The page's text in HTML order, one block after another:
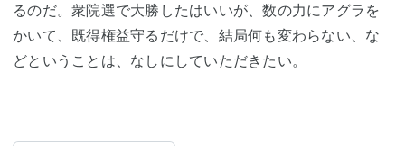
るのだ。衆院選で大勝したはいいが、数の力にアグラを
かいて、既得権益守るだけで、結局何も変わらない、な
どということは、なしにしていただきたい。